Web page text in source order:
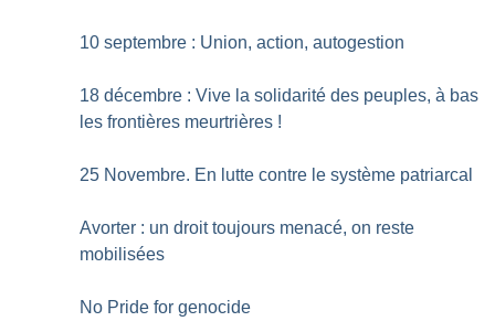
10 septembre : Union, action, autogestion
18 décembre : Vive la solidarité des peuples, à bas
les frontières meurtrières !
25 Novembre. En lutte contre le système patriarcal
Avorter : un droit toujours menacé, on reste
mobilisées
No Pride for genocide